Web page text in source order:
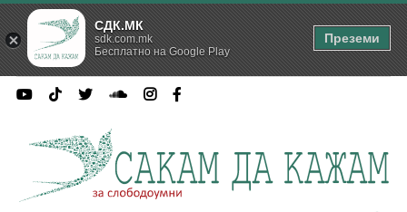
СДК.МК
sdk.com.mk
Бесплатно на Google Play
Преземи